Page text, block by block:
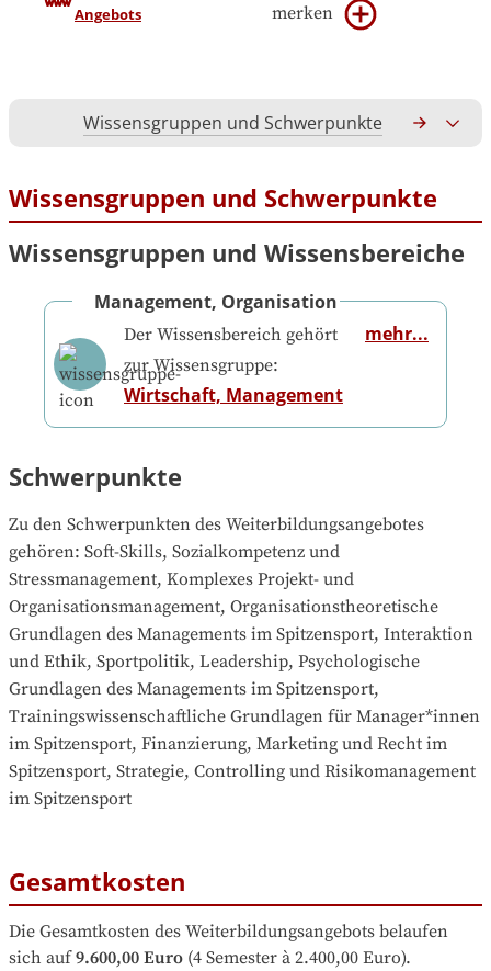
Angebots
merken
Wissensgruppen und Schwerpunkte
Wissensgruppen und Schwerpunkte
Wissensgruppen und Wissensbereiche
Management, Organisation
Der Wissensbereich gehört
zur Wissensgruppe:
Wirtschaft, Management
mehr...
Schwerpunkte
Zu den Schwerpunkten des Weiterbildungsangebotes
gehören: Soft-Skills, Sozialkompetenz und
Stressmanagement, Komplexes Projekt- und
Organisationsmanagement, Organisationstheoretische
Grundlagen des Managements im Spitzensport, Interaktion
und Ethik, Sportpolitik, Leadership, Psychologische
Grundlagen des Managements im Spitzensport,
Trainingswissenschaftliche Grundlagen für Manager*innen
im Spitzensport, Finanzierung, Marketing und Recht im
Spitzensport, Strategie, Controlling und Risikomanagement
im Spitzensport
Gesamtkosten
Die Gesamtkosten des Weiterbildungsangebots belaufen
sich auf 9.600,00 Euro (4 Semester à 2.400,00 Euro).